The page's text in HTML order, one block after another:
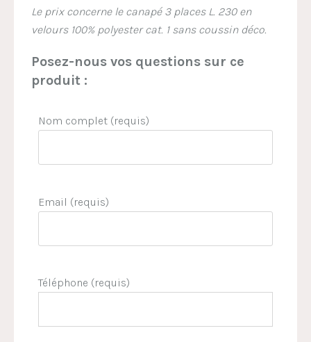
Le prix concerne le canapé 3 places L. 230 en
velours 100% polyester cat. 1 sans coussin déco.
Posez-nous vos questions sur ce
produit :
Nom complet (requis)
Email (requis)
Téléphone (requis)